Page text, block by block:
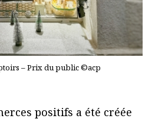
– Prix du public ©acp
positifs a été créée